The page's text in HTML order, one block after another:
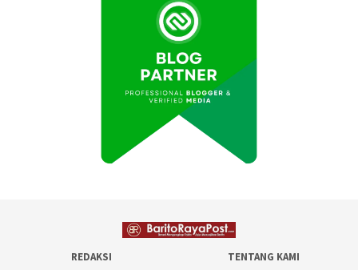
REDAKSI
TENTANG KAMI